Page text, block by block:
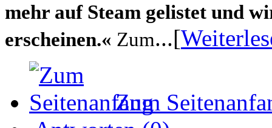
mehr auf Steam gelistet und
erscheinen.« Zum...[
Zum